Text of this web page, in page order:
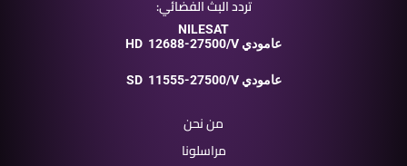
تردد البث الفضائي:
NILESAT
HD
12688-27500/V عامودي
SD 11555-27500/V عامودي
من نحن
مراسلونا